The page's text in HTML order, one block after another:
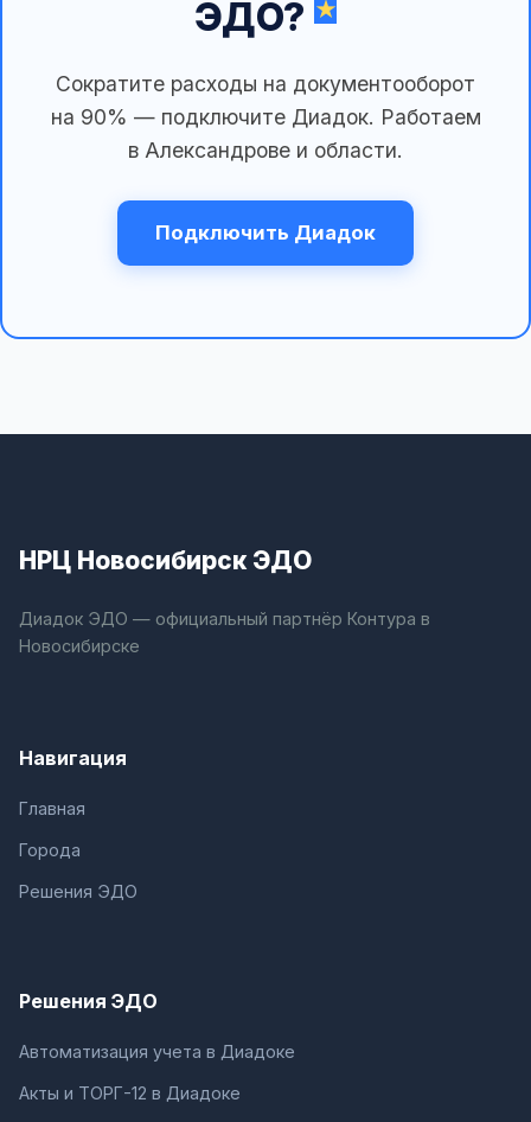
ЭДО?
Сократите расходы на документооборот
на 90% — подключите Диадок. Работаем
в Александрове и области.
Подключить Диадок
НРЦ Новосибирск ЭДО
Диадок ЭДО — официальный партнёр Контура в
Новосибирске
Навигация
Главная
Города
Решения ЭДО
Решения ЭДО
Автоматизация учета в Диадоке
Акты и ТОРГ-12 в Диадоке